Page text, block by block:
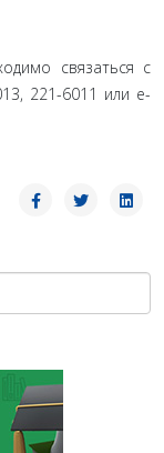
связаться с
221-6011 или e-